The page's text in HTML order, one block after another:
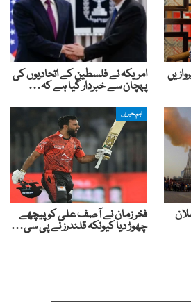
امریکہ نے فلسطین کے اتحادیوں کی
پہچان سے خبردار کیا ہے کہ…
اہم خبریں
فخر زمان نے آصف علی کو پیچھے
چھوڑ دیا کیونکہ قلندرز نے پی سی…